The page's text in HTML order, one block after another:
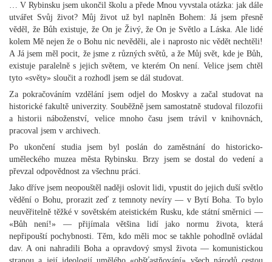
… V Rybinsku jsem ukončil školu a přede Mnou vyvstala otázka: jak dále
utvářet Svůj život? Můj život už byl naplněn Bohem: Já jsem přesně
věděl, že Bůh existuje, že On je Živý, že On je Světlo a Láska. Ale lidé
kolem Mě nejen že o Bohu nic nevěděli, ale i naprosto nic vědět nechtěli!
A Já jsem měl pocit, že jsme z různých světů, a že Můj svět, kde je Bůh,
existuje paralelně s jejich světem, ve kterém On není. Velice jsem chtěl
tyto «světy» sloučit a rozhodl jsem se dál studovat.
Za pokračováním vzdělání jsem odjel do Moskvy a začal studovat na
historické fakultě univerzity. Souběžně jsem samostatně studoval filozofii
a historii náboženství, velice mnoho času jsem trávil v knihovnách,
pracoval jsem v archivech.
Po ukončení studia jsem byl poslán do zaměstnání do historicko-
uměleckého muzea města Rybinsku. Brzy jsem se dostal do vedení a
převzal odpovědnost za všechnu práci.
Jako dříve jsem neopouštěl naději oslovit lidi, vpustit do jejich duší světlo
vědění o Bohu, prorazit zeď z temnoty nevíry — v Bytí Boha. To bylo
neuvěřitelně těžké v sovětském ateistickém Rusku, kde státní směrnici —
«Bůh není!» — přijímala většina lidí jako normu života, která
nepřipouští pochybnosti. Těm, kdo měli moc se takhle pohodlně ovládal
dav. A oni nahradili Boha a opravdový smysl života — komunistickou